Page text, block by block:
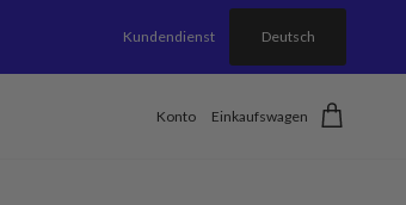
Kundendienst Deutsch
Konto Einkaufswagen